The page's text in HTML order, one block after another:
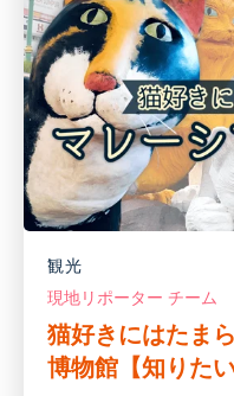
観光
現地リポーター チーム
猫好きにはたま
博物館【知りた